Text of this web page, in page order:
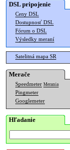
DSL pripojenie
Ceny DSL
Dostupnosť DSL
Fórum o DSL
Výsledky meraní
Satelitná mapa SR
Merače
Speedmeter Merania
Pingmeter
Googlemeter
Hľadanie